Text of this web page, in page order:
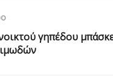
γηπέδου